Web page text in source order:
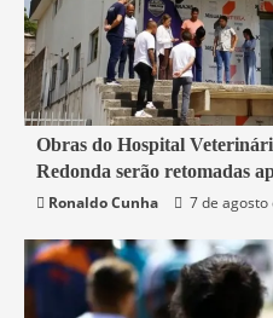
2 min read
Rio de Janeiro
Saúde
Obras do Hospital
Redonda serão retomadas
Ronaldo Cunha
7 de agosto